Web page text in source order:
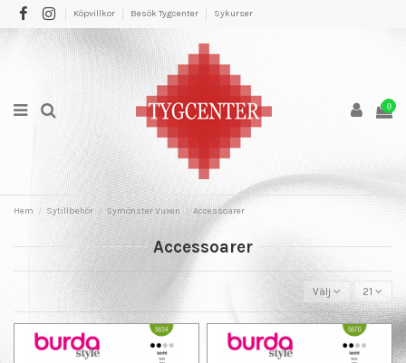
Köpvillkor Besök Tygcenter Sykurser
0
Hem Sytillbehör Symönster Vuxen Accessoarer
Accessoarer
Välj 21